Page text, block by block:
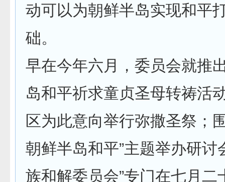
动可以为朝鲜半岛实现和平
础。
早在今年六月，委员会就推
岛和平祈求童贞圣母转祷活
区为此意向举行弥撒圣祭；
朝鲜半岛和平”主题举办研讨
族和解委员会”专门在七月二